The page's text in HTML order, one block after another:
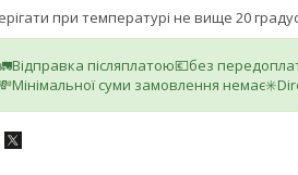
при температурі не вище 20
післяплатою💶без
суми замовлення